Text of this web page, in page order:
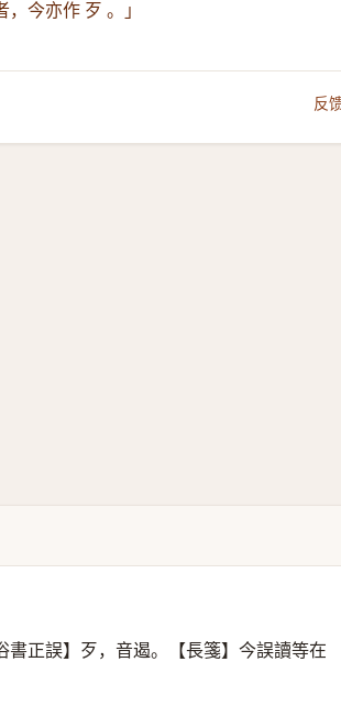
今亦作 歹 。」
反
書正誤】歹，音遏。【長箋】今誤讀等在